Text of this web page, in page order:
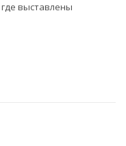
где выставлены